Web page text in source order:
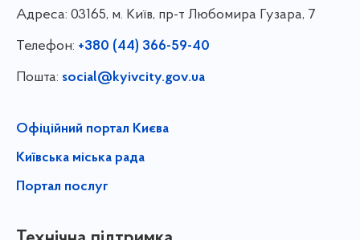
Адреса: 03165, м. Київ, пр-т Любомира Гузара, 7
Телефон: +380 (44) 366-59-40
Пошта: social@kyivcity.gov.ua
Офіційний портал Києва
Київська міська рада
Портал послуг